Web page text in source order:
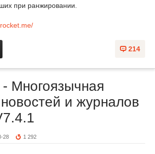
при ранжировании.
214
Многоязычная
и журналов
28 1 292